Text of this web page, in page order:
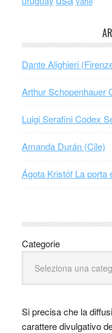
Dante Alighieri
Arthur Schopenhauer
Luigi Serafini Codex
Amanda Durán (Cile)
Ágota Kristóf La porta
Categorie
Si precisa che la
carattere divulgativo